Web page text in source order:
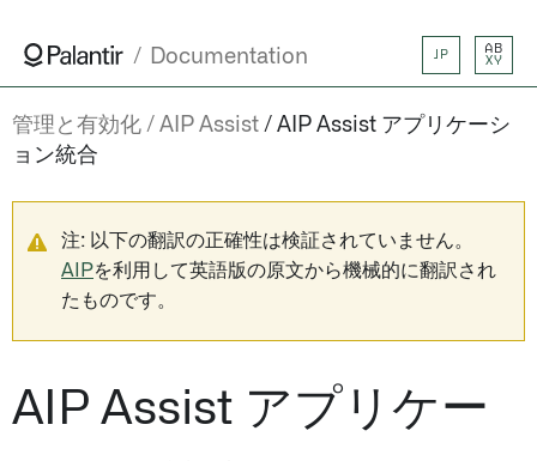
Documentation JP
AB
XY
管理と有効化 AIP Assist
AIP Assist アプリケーシ
ョン統合
注: 以下の翻訳の正確性は検証されていません。
AIPを利用して英語版の原文から機械的に翻訳され
たものです。
AIP Assist アプリケー